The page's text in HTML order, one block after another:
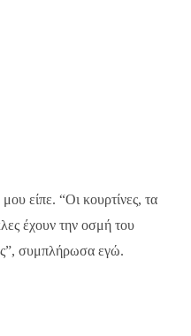
είπε. “Οι κουρτίνες, τα
έχουν την οσμή του
συμπλήρωσα εγώ.